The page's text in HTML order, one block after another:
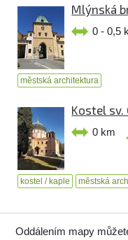
Mlýnská
0 - 0,5
městská architektura
Kostel sv.
0 km
kostel / kaple městská
Oddálením mapy